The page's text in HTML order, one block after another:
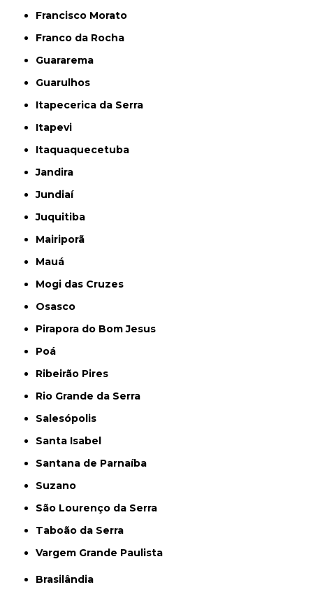
Francisco Morato
Franco da Rocha
Guararema
Guarulhos
Itapecerica da Serra
Itapevi
Itaquaquecetuba
Jandira
Jundiaí
Juquitiba
Mairiporã
Mauá
Mogi das Cruzes
Osasco
Pirapora do Bom Jesus
Poá
Ribeirão Pires
Rio Grande da Serra
Salesópolis
Santa Isabel
Santana de Parnaíba
Suzano
São Lourenço da Serra
Taboão da Serra
Vargem Grande Paulista
Brasilândia